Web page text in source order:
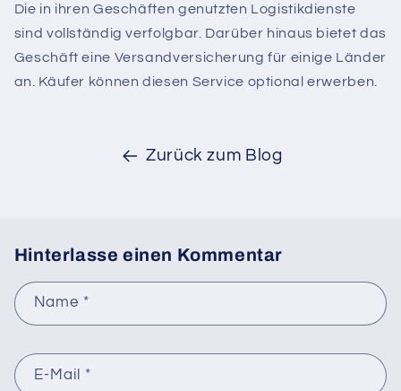
Die in ihren Geschäften genutzten Logistikdienste
sind vollständig verfolgbar. Darüber hinaus bietet das
Geschäft eine Versandversicherung für einige Länder
an. Käufer können diesen Service optional erwerben.
Zurück zum Blog
Hinterlasse einen Kommentar
Name *
E-Mail *